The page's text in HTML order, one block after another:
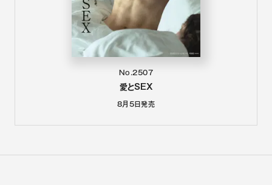
No.2507
愛とSEX
8月5日発売